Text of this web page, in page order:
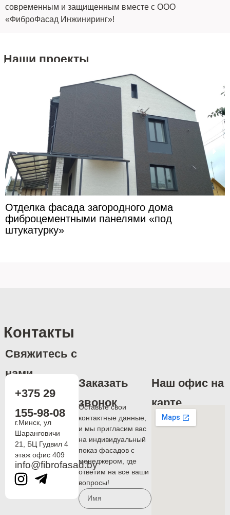
современным и защищенным вместе с ООО
«ФиброФасад Инжиниринг»!
Наши проекты
Отделка фасада загородного дома
фиброцементными панелями «под
штукатурку»
Контакты
Свяжитесь с
нами
+375 29
155-98-08
г.Минск, ул
Шаранговичи
21, БЦ Гудвил 4
этаж офис 409
info@fibrofasad.by
Заказать
звонок
Оставьте свои
контактные данные,
и мы пригласим вас
на индивидуальный
показ фасадов с
менеджером, где
ответим на все ваши
вопросы!
Наш офис на
карте